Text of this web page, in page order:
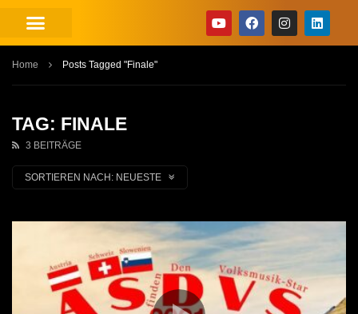
Home Posts Tagged "Finale"
TAG: FINALE
3 BEITRÄGE
SORTIEREN NACH: NEUESTE